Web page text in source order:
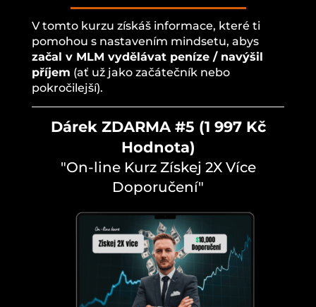
V tomto kurzu získáš informace, které ti
pomohou s nastavením mindsetu, abys
začal v MLM vydělávat peníze / navýšil
příjem (ať už jako začátečník nebo
pokročilejší).
Dárek ZDARMA #5 (1 997 Kč
Hodnota)
"On-line Kurz Získej 2X Více
Doporučení"